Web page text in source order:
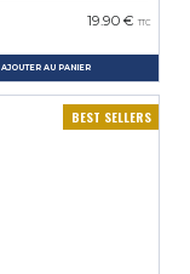
19.90 € TTC
AJOUTER AU PANIER
BEST SELLERS